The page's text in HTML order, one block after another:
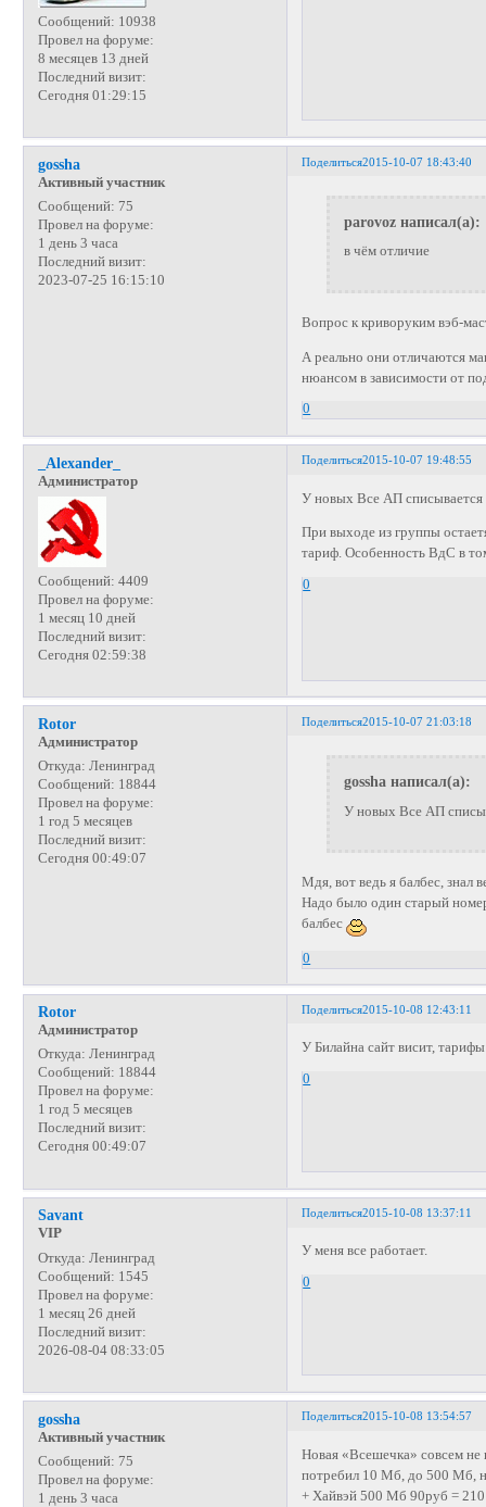
Сообщений: 10938
Провел на форуме:
8 месяцев 13 дней
Последний визит:
Сегодня 01:29:15
Поделиться2015-10-07 18:43:40
gossha
Активный участник
Сообщений: 75
Провел на форуме:
1 день 3 часа
Последний визит:
2023-07-25 16:15:10
parovoz написал(а):
в чём отличие
Вопрос к криворуким вэб-
А реально они отличаются
нюансом в зависимости от
0
Поделиться2015-10-07 19:48:55
_Alexander_
Администратор
Сообщений: 4409
Провел на форуме:
1 месяц 10 дней
Последний визит:
Сегодня 02:59:38
У новых Все АП списывается
При выходе из группы
тариф. Особенность ВдС в
0
Поделиться2015-10-07 21:03:18
Rotor
Администратор
Откуда: Ленинград
Сообщений: 18844
Провел на форуме:
1 год 5 месяцев
Последний визит:
Сегодня 00:49:07
gossha написал(а):
У новых Все АП
Мдя, вот ведь я балбес, знал
Надо было один старый
балбес
0
Поделиться2015-10-08 12:43:11
Rotor
Администратор
Откуда: Ленинград
Сообщений: 18844
Провел на форуме:
1 год 5 месяцев
Последний визит:
Сегодня 00:49:07
У Билайна сайт висит,
0
Поделиться2015-10-08 13:37:11
Savant
VIP
Откуда: Ленинград
Сообщений: 1545
Провел на форуме:
1 месяц 26 дней
Последний визит:
2026-08-04 08:33:05
У меня все работает.
0
Поделиться2015-10-08 13:54:57
gossha
Активный участник
Сообщений: 75
Провел на форуме:
1 день 3 часа
Новая «Всешечка» совсем не
потребил 10 Мб, до 500 Мб,
+ Хайвэй 500 Мб 90руб = 210